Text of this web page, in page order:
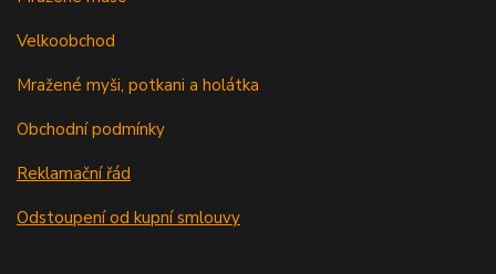
Velkoobchod
Mražené myši, potkani a holátka
Obchodní podmínky
Reklamační řád
Odstoupení od kupní smlouvy